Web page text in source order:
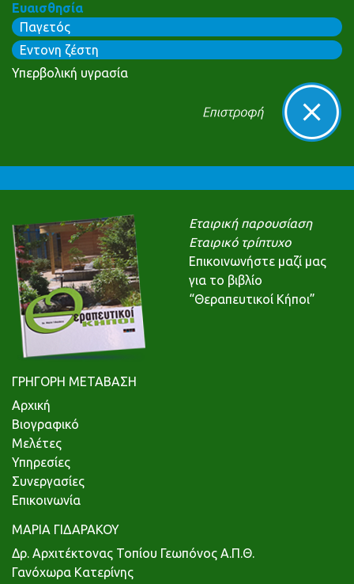
Ευαισθησία
Παγετός
Εντονη ζέστη
Υπερβολική υγρασία
Εταιρική παρουσίαση
Εταιρικό τρίπτυχο
Επικοινωνήστε μαζί μας
για το βιβλίο
“Θεραπευτικοί Κήποι”
ΓΡΗΓΟΡΗ ΜΕΤΑΒΑΣΗ
Αρχική
Βιογραφικό
Μελέτες
Υπηρεσίες
Συνεργασίες
Επικοινωνία
ΜΑΡΙΑ ΓΙΔΑΡΑΚΟΥ
Δρ. Αρχιτέκτονας Τοπίου Γεωπόνος Α.Π.Θ.
Γανόχωρα Κατερίνης